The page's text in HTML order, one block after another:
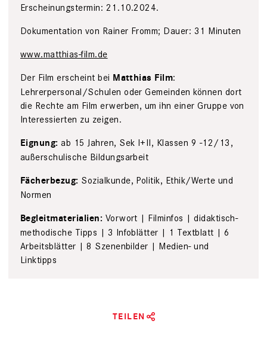
Erscheinungstermin: 21.10.2024.
Dokumentation von Rainer Fromm; Dauer: 31 Minuten
www.matthias-film.de
Der Film erscheint bei Matthias Film:
Lehrerpersonal/Schulen oder Gemeinden können dort
die Rechte am Film erwerben, um ihn einer Gruppe von
Interessierten zu zeigen.
Eignung: ab 15 Jahren, Sek I+II, Klassen 9 -12/13,
außerschulische Bildungsarbeit
Fächerbezug: Sozialkunde, Politik, Ethik/Werte und
Normen
Begleitmaterialien: Vorwort | Filminfos | didaktisch-
methodische Tipps | 3 Infoblätter | 1 Textblatt | 6
Arbeitsblätter | 8 Szenenbilder | Medien- und
Linktipps
TEILEN